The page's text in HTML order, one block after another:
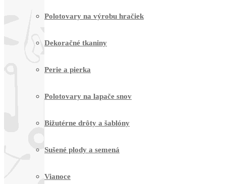
Polotovary na výrobu hračiek
Dekoračné tkaniny
Perie a pierka
Polotovary na lapače snov
Bižutérne drôty a šablóny
Sušené plody a semená
Vianoce